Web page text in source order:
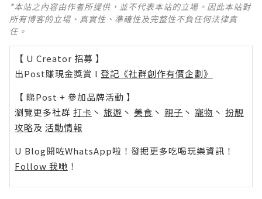
*本站之內容由作者所提供，並不代表本站的立場。因此本站對
所有博客的立場、真實性、準確性及完整性不負任何法律責
任。
【 U Creator 招募 】
出Post賺現金獎賞 l 登記《社群創作有價企劃》
【 睇Post + 參加品牌活動 】
瀏覽更多社群 打卡 丶 旅遊 丶 美食 丶 親子 丶 寵物 丶 扮靚
攻略及 活動情報
U Blog開咗WhatsApp啦！發掘更多吃喝玩樂資訊！
Follow 我哋 ！